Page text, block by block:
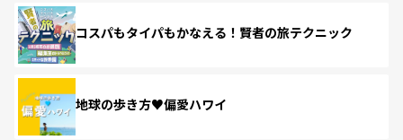
コスパもタイパもかなえる！賢者の旅テクニック
地球の歩き方♥偏愛ハワイ